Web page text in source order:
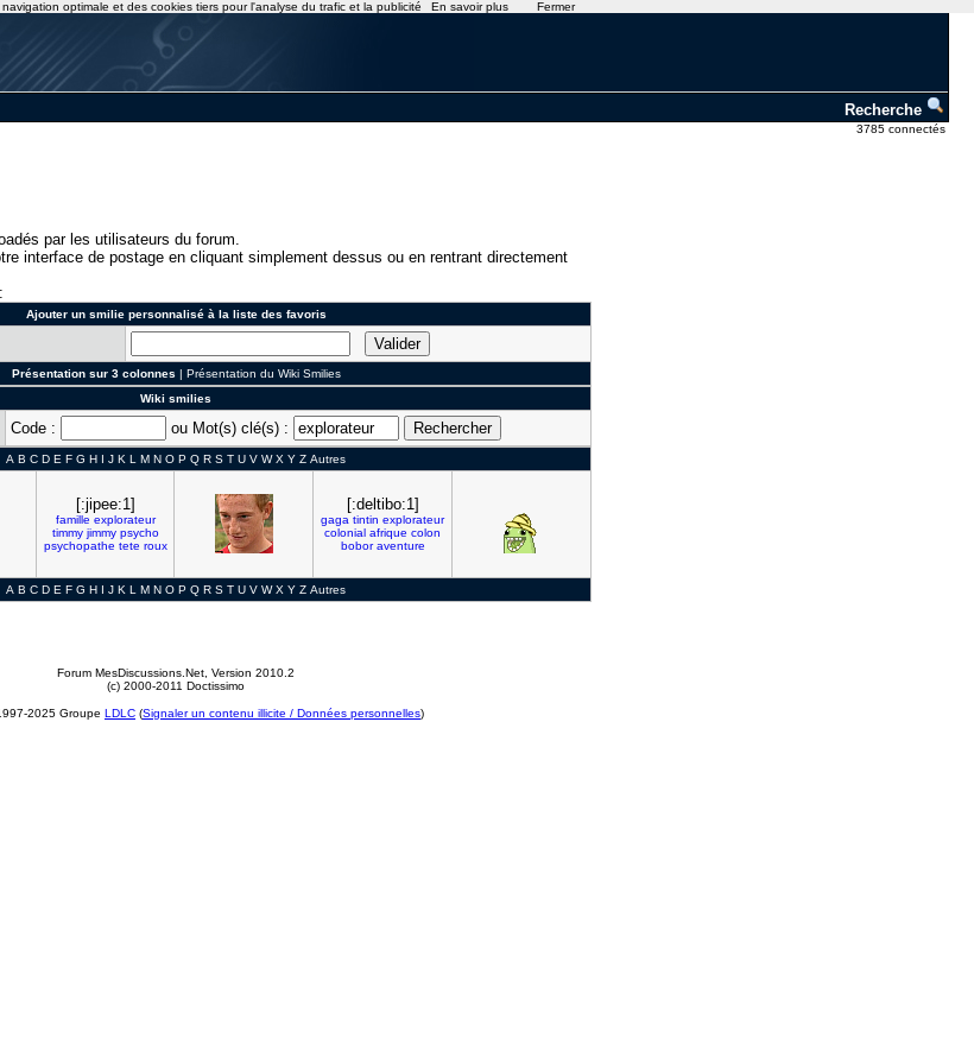
Recherche
3785 connectés
par les utilisateurs du forum.
interface de postage en cliquant simplement dessus ou en rentrant directement
Ajouter un smilie personnalisé à la liste des favoris
Présentation sur 3 colonnes | Présentation du Wiki Smilies
Wiki smilies
Code : ou Mot(s) clé(s) :
A B C D E F G H I J K L M N O P Q R S T U V W X Y Z Autres
[:jipee:1]
famille explorateur
timmy jimmy psycho
psychopathe tete roux
[:deltibo:1]
gaga tintin explorateur
colonial afrique colon
bobor aventure
A B C D E F G H I J K L M N O P Q R S T U V W X Y Z Autres
Forum MesDiscussions.Net , Version 2010.2
(c) 2000-2011 Doctissimo
2025 Groupe LDLC (Signaler un contenu illicite / Données personnelles)
optimale et des cookies tiers pour l'analyse du trafic et la publicité En savoir plus Fermer